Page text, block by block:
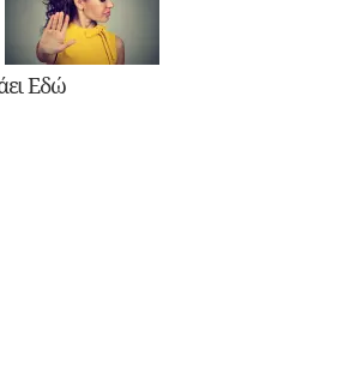
Εδώ